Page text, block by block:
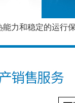
力和稳定的运行